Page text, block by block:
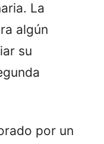
La
algún
su
por un